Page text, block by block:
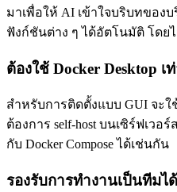
มาเพื่อให้ AI เข้าใจบริบทของ
ฟังก์ชันต่าง ๆ ได้อัตโนมัติ โดย
ต้องใช้ Docker Desktop เ
สำหรับการติดตั้งแบบ GUI จะใ
ต้องการ self-host บนเซิร์ฟเวอ
กับ Docker Compose ได้เช่นกัน
รองรับการทำงานเป็นทีมไ